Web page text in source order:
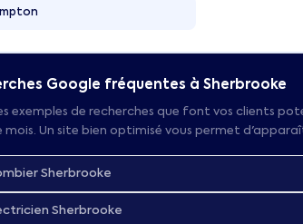
Google fréquentes à Sherbrooke
exemples de recherches que font vos clients
mois. Un site bien optimisé vous permet
Sherbrooke
Sherbrooke